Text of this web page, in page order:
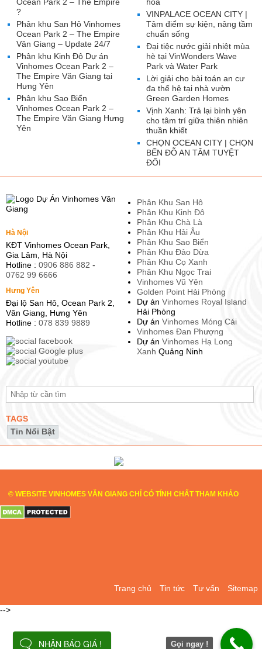
hoa
VINPALACE OCEAN CITY |
Tâm điểm sự kiện, nâng tầm
chuẩn sống
Đại tiệc nước giải nhiệt mùa
hè tại VinWonders Wave
Park và Water Park
Lời giải cho bài toán an cư
đa thế hệ tại nhà vườn
Green Garden Homes
Vịnh Xanh: Trả lại bình yên
cho tâm trí giữa thiên nhiên
thuần khiết
CHỌN OCEAN CITY | CHỌN
BẾN ĐỖ AN TÂM TUYỆT
ĐỐI
Ocean Park 2 – The Empire
?
Phân khu San Hô Vinhomes
Ocean Park 2 – The Empire
Văn Giang – Update 24/7
Phân khu Kinh Đô Dự án
Vinhomes Ocean Park 2 –
The Empire Văn Giang tại
Hưng Yên
Phân khu Sao Biển
Vinhomes Ocean Park 2 –
The Empire Văn Giang Hưng
Yên
Hà Nội
KĐT Vinhomes Ocean Park,
Gia Lâm, Hà Nội
Hotline : 0906 886 882 -
0762 99 6666
Hưng Yên
Đại lộ San Hô, Ocean Park 2,
Văn Giang, Hưng Yên
Hotline : 078 839 9889
Phân Khu San Hô
Phân Khu Kinh Đô
Phân Khu Chà Là
Phân Khu Hải Âu
Phân Khu Sao Biển
Phân Khu Đảo Dừa
Phân Khu Cọ Xanh
Phân Khu Ngọc Trai
Vinhomes Vũ Yên
Golden Point Hải Phòng
Dự án Vinhomes Royal Island
Hải Phòng
Dự án Vinhomes Móng Cái
Vinhomes Đan Phượng
Dự án Vinhomes Hạ Long
Xanh Quảng Ninh
TAGS
Tin Nổi Bật
© WEBSITE VINHOMES VĂN GIANG CHỈ CÓ TÍNH CHẤT THAM KHẢO
Trang chủ Tin tức Tư vấn Sitemap
-->
Gọi ngay !
NHẬN BÁO GIÁ !